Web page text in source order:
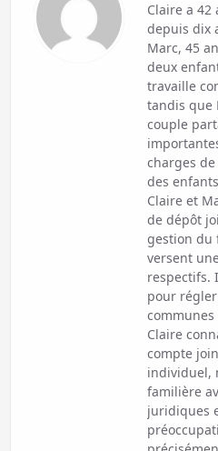
Claire a
depuis dix
Marc, 45
deux
travaille
tandis que
couple
charges
des
Claire et
de dépôt
gestion du
versent
respectifs.
pour
communes
Claire
compte
individuel,
familière
juridiques